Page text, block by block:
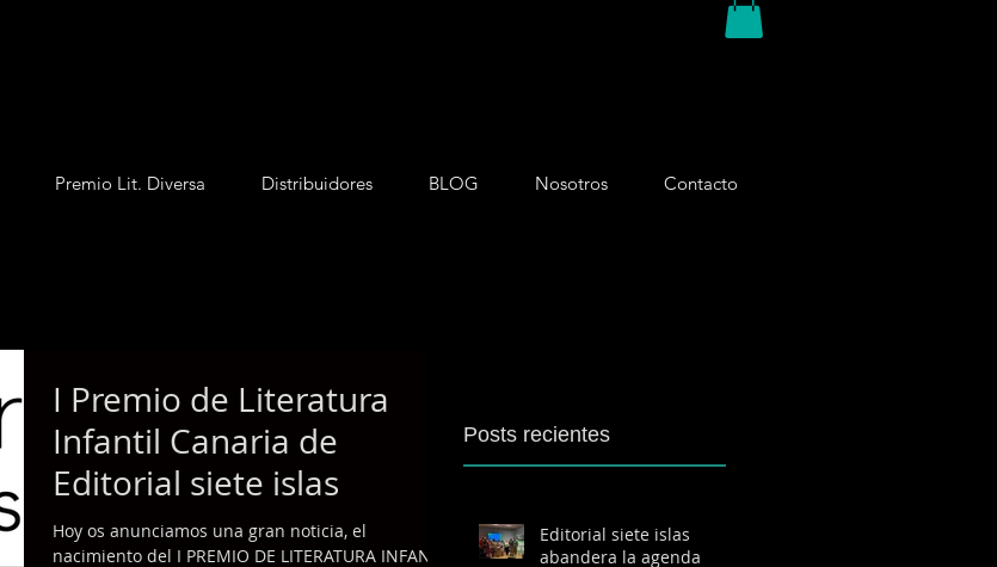
Premio Lit. Diversa Distribuidores BLOG Nosotros Contacto
I Premio de Literatura
Infantil Canaria de
Editorial siete islas
Hoy os anunciamos una gran noticia, el
nacimiento del I PREMIO DE LITERATURA INFANTIL
Posts recientes
Editorial siete islas
abandera la agenda